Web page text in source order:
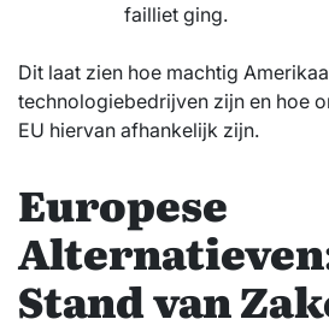
failliet ging.
Dit laat zien hoe machtig
technologiebedrijven zijn en hoe
EU hiervan afhankelijk zijn.
Europese
Stand van